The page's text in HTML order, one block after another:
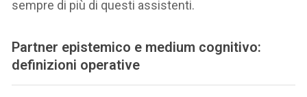
sempre di più di questi assistenti.
Partner epistemico e medium cognitivo:
definizioni operative